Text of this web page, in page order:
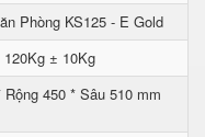
Phòng KS125 - E Gold
120Kg ± 10Kg
Rộng 450 * Sâu 510 mm